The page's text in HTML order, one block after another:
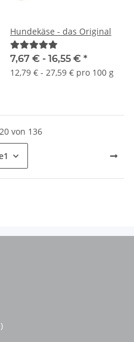
Hundekäse - das Original
7,67 € - 16,55 € *
12,79 € - 27,59 € pro 100 g
von 136
1